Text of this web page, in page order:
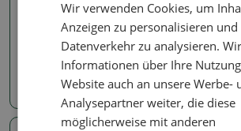
SABURRTOOTH 3/32"
Schaft Zylinder 1/4"
Schaft
Körnung)
20.26 €
Wir verwenden Cookies, um
Anzeigen zu personalisieren und
Datenverkehr zu analysieren.
Informationen über Ihre
Website auch an unsere Werbe-
Analysepartner weiter, die diese
möglicherweise mit anderen